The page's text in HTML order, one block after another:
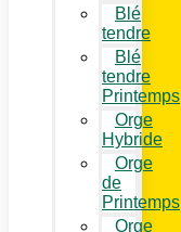
Blé
tendre
Blé
tendre
Printemps
Orge
Hybride
Orge
de
Printemps
Orge